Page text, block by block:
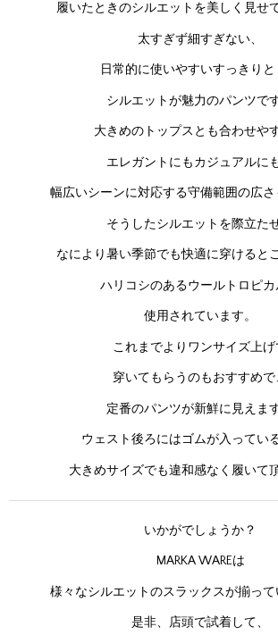
履いたときのシルエットを美しく見せ
太すぎず細すぎない、
日常的に使いやすいすっきりと
シルエットが魅力のパンツです
大きめのトップスとも合わせやす
エレガントにもカジュアルにも
幅広いシーンに対応する守備範囲の広さ
そうしたシルエットを際立たせ
なにより暑い季節でも快適に穿けると
ハリコシのあるウールトロピカ
使用されています。
これまでよりワンサイズ上げ
穿いてもらうのもおすすめで
定番のパンツが新鮮に見えます
ウェスト後ろにはゴムが入ってい
大きめサイズでも違和感なく履いて
いかがでしょうか？
MARKA WAREは
様々なシルエットのスラックスが揃って
是非、店頭で試着して、